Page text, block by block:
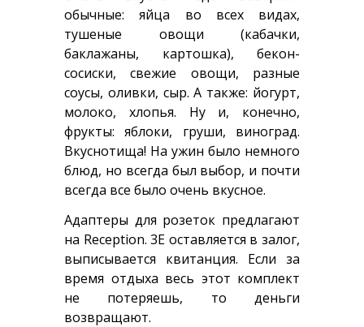
обычные: яйца во всех видах,
тушеные овощи (кабачки,
баклажаны, картошка), бекон-
сосиски, свежие овощи, разные
соусы, оливки, сыр. А также: йогурт,
молоко, хлопья. Ну и, конечно,
фрукты: яблоки, груши, виноград.
Вкуснотища! На ужин было немного
блюд, но всегда был выбор, и почти
всегда все было очень вкусное.
Адаптеры для розеток предлагают
на Reception. 3Е оставляется в залог,
выписывается квитанция. Если за
время отдыха весь этот комплект
не потеряешь, то деньги
возвращают.